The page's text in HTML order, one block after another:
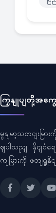
ကြှနျုပျတို့အကွေ
မွနျမာ့သတငျးမြ
ဈပါသညျ။ နိုငျငံ
ကျမြားကို ဖတျရှုနိုင